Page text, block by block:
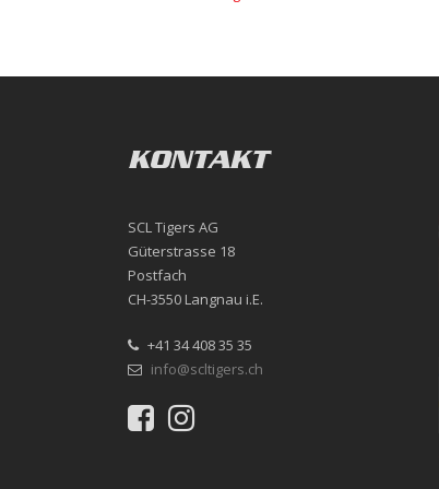
KONTAKT
SCL Tigers AG
Güterstrasse 18
Postfach
CH-3550 Langnau i.E.
+41 34 408 35 35
info@scltigers.ch